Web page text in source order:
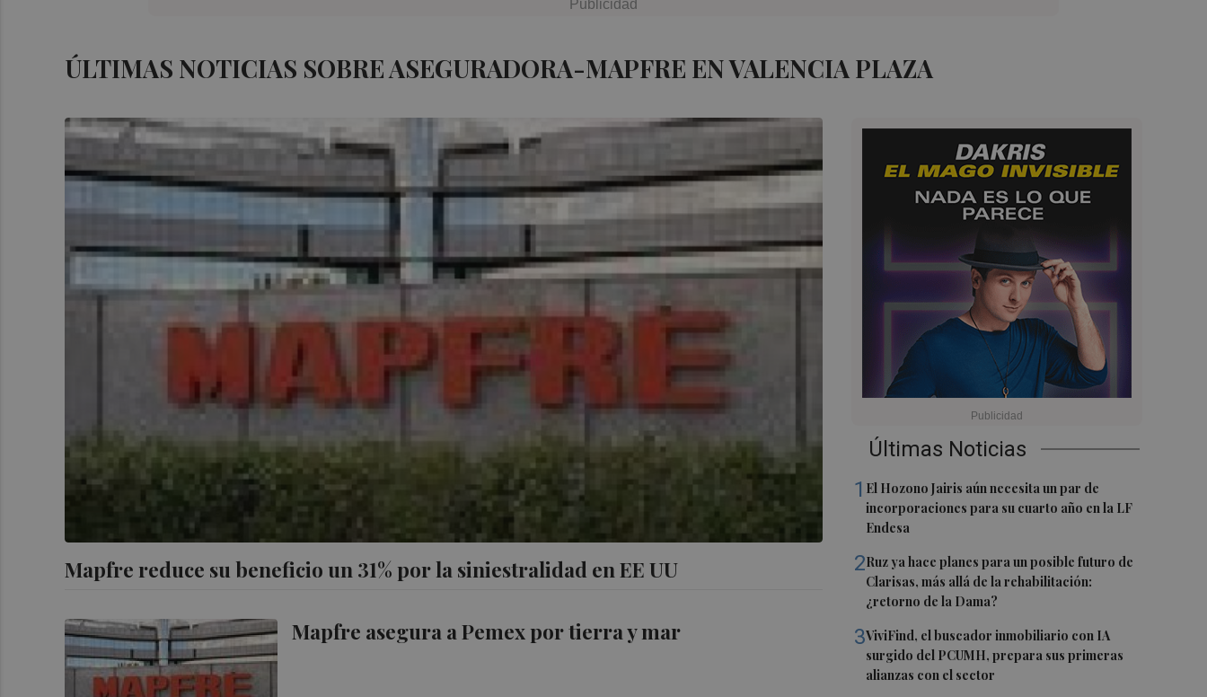
ÚLTIMAS NOTICIAS SOBRE ASEGURADORA-MAPFRE EN VALENCIA PLAZA
Mapfre reduce su beneficio un 31% por la siniestralidad en EE UU
Mapfre asegura a Pemex por tierra y mar
Últimas Noticias
1 El Hozono Jairis aún necesita un par de
incorporaciones para su cuarto año en la LF
Endesa
2Ruz ya hace planes para un posible futuro de
Clarisas, más allá de la rehabilitación:
¿retorno de la Dama?
3ViviFind, el buscador inmobiliario con IA
surgido del PCUMH, prepara sus primeras
alianzas con el sector